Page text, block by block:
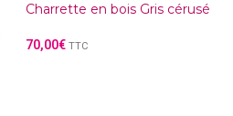
Charrette en bois Gris cérusé
70,00€ TTC